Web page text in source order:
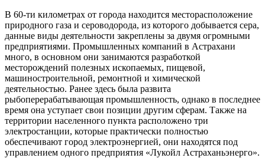
В 60-ти километрах от города находится месторасположение
природного газа и сероводорода, из которого добывается сера,
данные виды деятельности закреплены за двумя огромными
предприятиями. Промышленных компаний в Астрахани
много, в основном они занимаются разработкой
месторождений полезных ископаемых, пищевой,
машиностроительной, ремонтной и химической
деятельностью. Ранее здесь была развита
рыбоперерабатывающая промышленность, однако в последнее
время она уступает свои позиции другим сферам. Также на
территории населенного пункта расположено три
электростанции, которые практически полностью
обеспечивают город электроэнергией, они находятся под
управлением одного предприятия «Лукойл Астраханьэнерго».